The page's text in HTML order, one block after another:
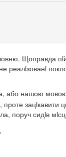
Щоправда
реалiзованi
або нашою
зацiкавити
поруч сидiв